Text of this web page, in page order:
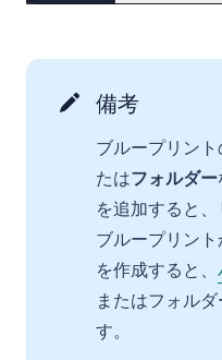
備考
ブループリン
たはフォルダー
を追加すると、
ブループリン
を作成すると、
またはフォル
す。